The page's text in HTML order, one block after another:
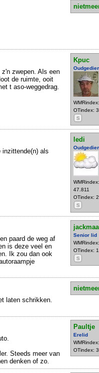
Kpuc
OTindex:
S
zwepen. Als een
de ruimte, ooit
t aso-weggedrag.
ledi
WMRindex:
47.811
OTindex:
S
inzittende(n) als
Senior lid
OTindex: 1
S
paard de weg af
is deze veel en
Ik zou dan ook
laten schrikken.
Paultje
Erelid
OTindex:
Steeds meer van
denken of zo.